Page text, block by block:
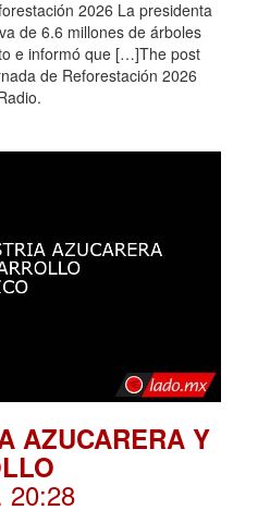
2026 La presidenta
de 6.6 millones de árboles
e informó que […]The post
de Reforestación 2026
AZUCARERA Y
20:28